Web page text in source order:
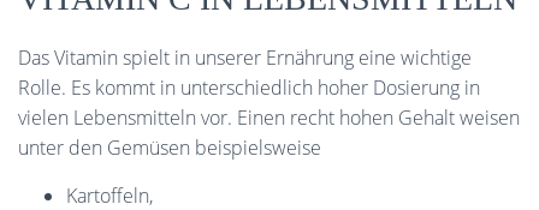
Das Vitamin spielt in unserer Ernährung eine wichtige
Rolle. Es kommt in unterschiedlich hoher Dosierung in
vielen Lebensmitteln vor. Einen recht hohen Gehalt weisen
unter den Gemüsen beispielsweise
Kartoffeln,